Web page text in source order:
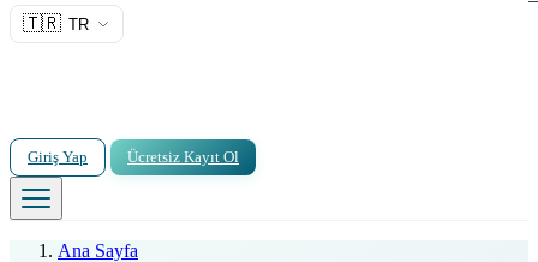
🇹🇷 TR
Giriş Yap Ücretsiz Kayıt Ol
Ana Sayfa